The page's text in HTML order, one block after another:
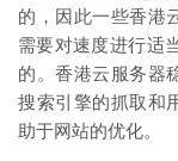
的，因此一些香港
需要对速度进行适
的。香港云服务器
搜索引擎的抓取和
助于网站的优化。